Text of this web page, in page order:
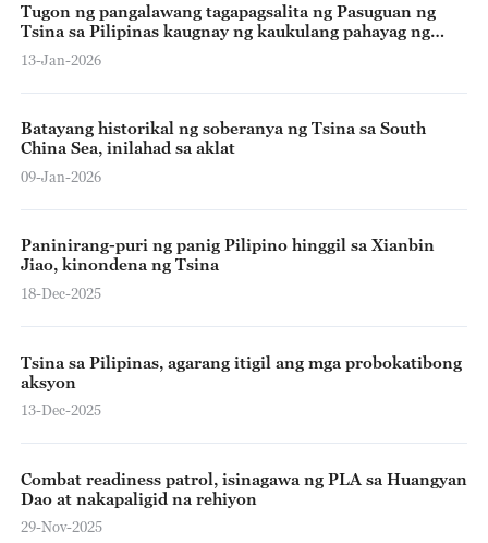
Tugon ng pangalawang tagapagsalita ng Pasuguan ng
Tsina sa Pilipinas kaugnay ng kaukulang pahayag ng
Philippine National Maritime Council
13-Jan-2026
Batayang historikal ng soberanya ng Tsina sa South
China Sea, inilahad sa aklat
09-Jan-2026
Paninirang-puri ng panig Pilipino hinggil sa Xianbin
Jiao, kinondena ng Tsina
18-Dec-2025
Tsina sa Pilipinas, agarang itigil ang mga probokatibong
aksyon
13-Dec-2025
Combat readiness patrol, isinagawa ng PLA sa Huangyan
Dao at nakapaligid na rehiyon
29-Nov-2025